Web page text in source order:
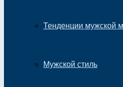
Тенденции мужской
Мужской стиль